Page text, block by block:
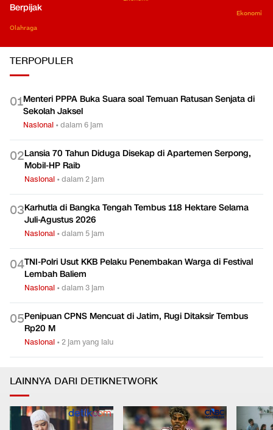
Berpijak
Olahraga
Ekonomi
TERPOPULER
01Menteri PPPA Buka Suara soal Temuan Ratusan Senjata di
Sekolah Jaksel
Nasional •dalam 6 jam
02Lansia 70 Tahun Diduga Disekap di Apartemen Serpong,
Mobil-HP Raib
Nasional •dalam 2 jam
03Karhutla di Bangka Tengah Tembus 118 Hektare Selama
Juli-Agustus 2026
Nasional •dalam 5 jam
04TNI-Polri Usut KKB Pelaku Penembakan Warga di Festival
Lembah Baliem
Nasional •dalam 3 jam
05Penipuan CPNS Mencuat di Jatim, Rugi Ditaksir Tembus
Rp20 M
Nasional •2 jam yang lalu
LAINNYA DARI DETIKNETWORK